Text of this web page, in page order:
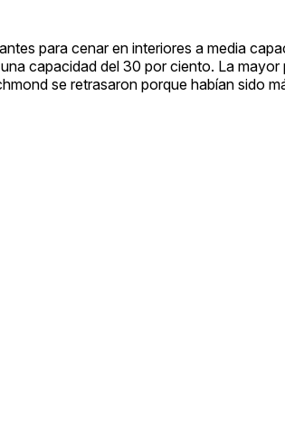
para cenar en interiores a media
capacidad del 30 por ciento. La mayor
se retrasaron porque habían sido